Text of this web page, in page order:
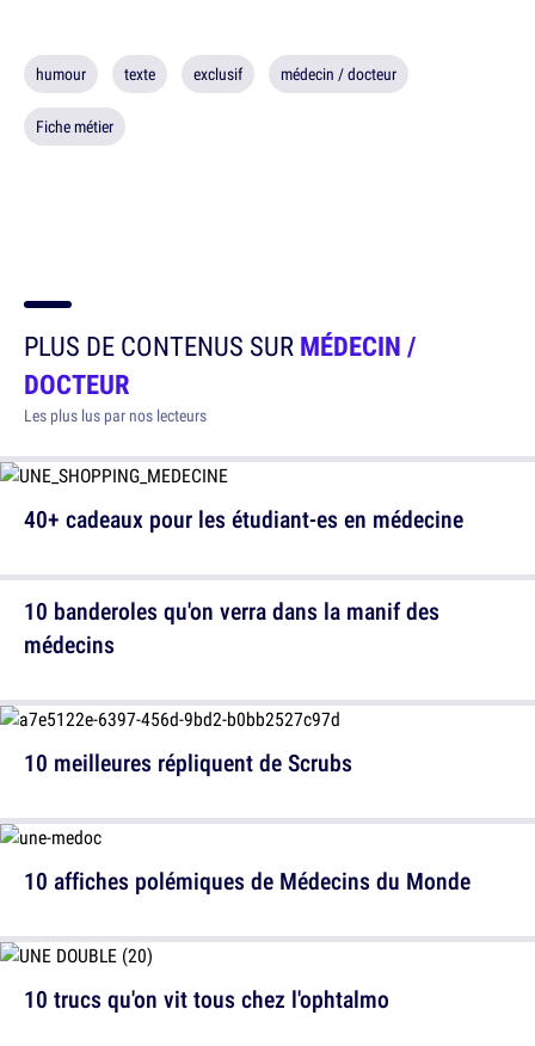
humour texte exclusif médecin / docteur
Fiche métier
PLUS DE CONTENUS SURMÉDECIN /
DOCTEUR
Les plus lus par nos lecteurs
40+ cadeaux pour les étudiant-es en médecine
10 meilleures répliquent de Scrubs
10 trucs qu'on vit tous chez l'ophtalmo
10 banderoles qu'on verra dans la manif des
médecins
10 affiches polémiques de Médecins du Monde